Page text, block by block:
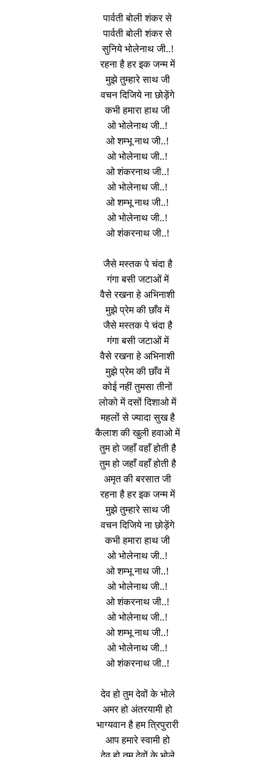
पार्वती बोली शंकर से
पार्वती बोली शंकर से
सुनिये भोलेनाथ जी..!
रहना है हर इक जन्म में
मुझे तुम्हारे साथ जी
वचन दिजिये ना छोड़ेंगे
कभी हमारा हाथ जी
ओ भोलेनाथ जी..!
ओ शम्भू नाथ जी..!
ओ भोलेनाथ जी..!
ओ शंकरनाथ जी..!
ओ भोलेनाथ जी..!
ओ शम्भू नाथ जी..!
ओ भोलेनाथ जी..!
ओ शंकरनाथ जी..!
जैसे मस्तक पे चंदा है
गंगा बसी जटाओं में
वैसे रखना हे अभिनाशी
मुझे प्रेम की छाँव में
जैसे मस्तक पे चंदा है
गंगा बसी जटाओं में
वैसे रखना हे अभिनाशी
मुझे प्रेम की छाँव में
कोई नहीं तुमसा तीनों
लोको में दसों दिशाओ में
महलों से ज्यादा सुख है
कैलाश की खुली हवाओ में
तुम हो जहाँ वहाँ होती है
तुम हो जहाँ वहाँ होती है
अमृत ​​की बरसात जी
रहना है हर इक जन्म में
मुझे तुम्हारे साथ जी
वचन दिजिये ना छोड़ेंगे
कभी हमारा हाथ जी
ओ भोलेनाथ जी..!
ओ शम्भू नाथ जी..!
ओ भोलेनाथ जी..!
ओ शंकरनाथ जी..!
ओ भोलेनाथ जी..!
ओ शम्भू नाथ जी..!
ओ भोलेनाथ जी..!
ओ शंकरनाथ जी..!
देव हो तुम देवों के भोले
अमर हो अंतरयामी हो
भाग्यवान है हम त्रिपुरारी
आप हमारे स्वामी हो